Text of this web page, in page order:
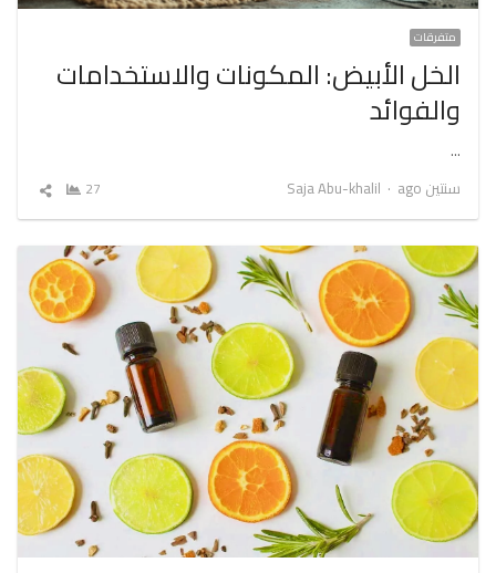
متفرقات
الخل الأبيض: المكونات والاستخدامات
والفوائد
…
سنتين ago
Author
Saja Abu-khalil
27
شارك